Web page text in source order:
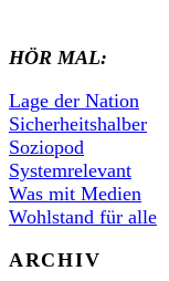
HÖR MAL:
Lage der Nation
Sicherheitshalber
Soziopod
Systemrelevant
Was mit Medien
Wohlstand für alle
ARCHIV